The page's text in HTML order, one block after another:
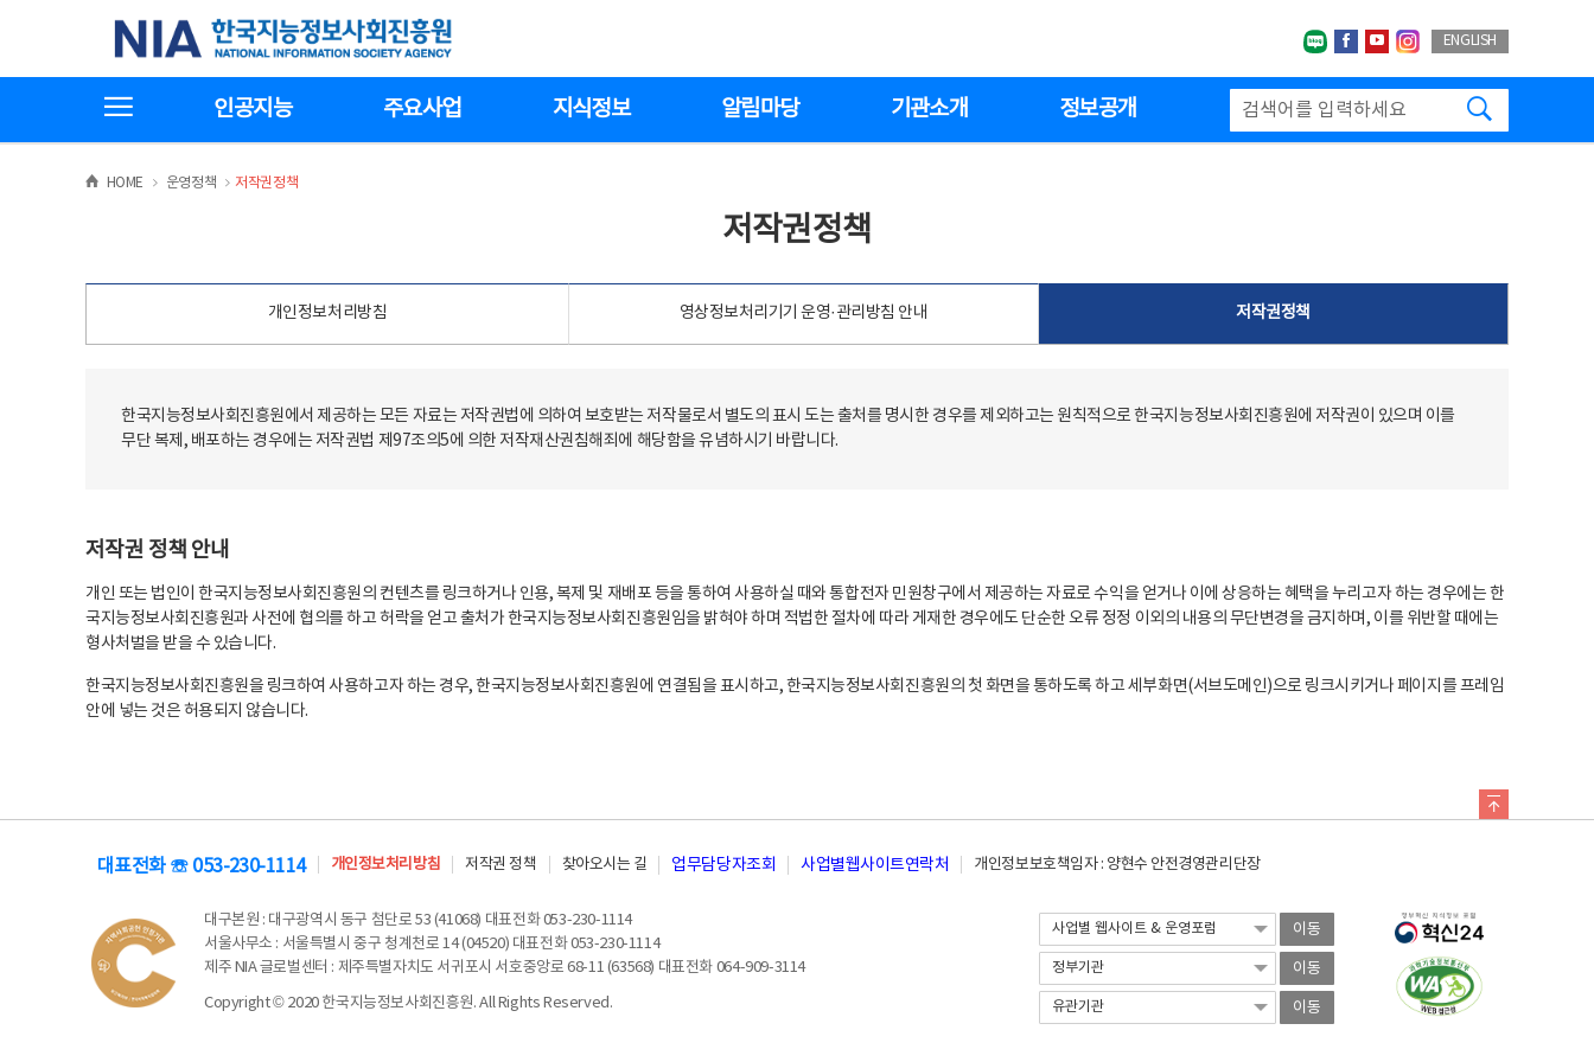
기
한국지능정보사회진흥원
네이버블로그
페이스북
유투브인스타그랩
ENGLISH
인공지능 주요사업 지식정보 알림마당 기관소개 정보공개
HOME >운영정책 >
저작권정책
저작권정책
개인정보처리방침 영상정보처리기기 운영·관리방침 안내 저작권정책
한국지능정보사회진흥원에서 제공하는 모든 자료는 저작권법에 의하여 보호받는 저작물로서 별도의 표시 도는 출처를 명시한 경우를 제외하고는 원칙적으로 한국지능정보사회진흥원에 저작권이 있으며 이를
무단 복제, 배포하는 경우에는 저작권법 제97조의5에 의한 저작재산권침해죄에 해당함을 유념하시기 바랍니다.
저작권 정책 안내
개인 또는 법인이 한국지능정보사회진흥원의 컨텐츠를 링크하거나 인용, 복제 및 재배포 등을 통하여 사용하실 때와 통합전자 민원창구에서 제공하는 자료로 수익을 얻거나 이에 상응하는 혜택을 누리고자 하는 경우에는 한
국지능정보사회진흥원과 사전에 협의를 하고 허락을 얻고 출처가 한국지능정보사회진흥원임을 밝혀야 하며 적법한 절차에 따라 게재한 경우에도 단순한 오류 정정 이외의 내용의 무단변경을 금지하며, 이를 위반할 때에는
형사처벌을 받을 수 있습니다.
한국지능정보사회진흥원을 링크하여 사용하고자 하는 경우, 한국지능정보사회진흥원에 연결됨을 표시하고, 한국지능정보사회진흥원의 첫 화면을 통하도록 하고 세부화면(서브도메인)으로 링크시키거나 페이지를 프레임
안에 넣는 것은 허용되지 않습니다.
대표전화 ☏ 053-230-1114 개인정보처리방침 저작권 정책 찾아오시는 길 업무담당자조회 사업별웹사이트연락처 개인정보보호책임자 : 양현수 안전경영관리단장
대구본원 : 대구광역시 동구 첨단로 53 (41068) 대표전화 053-230-1114
서울사무소 : 서울특별시 중구 청계천로 14 (04520) 대표전화 053-230-1114
제주 NIA 글로벌센터 : 제주특별자치도 서귀포시 서호중앙로 68-11 (63568) 대표전화 064-909-3114
Copyright © 2020 한국지능정보사회진흥원. All Rights Reserved.
이동
이동
이동